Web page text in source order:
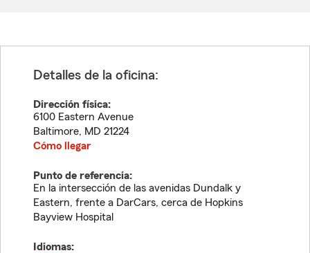
Detalles de la oficina:
Dirección física:
6100 Eastern Avenue
Baltimore, MD 21224
Cómo llegar
Punto de referencia:
En la intersección de las avenidas Dundalk y
Eastern, frente a DarCars, cerca de Hopkins
Bayview Hospital
Idiomas: